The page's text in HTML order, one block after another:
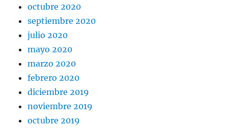
octubre 2020
septiembre 2020
julio 2020
mayo 2020
marzo 2020
febrero 2020
diciembre 2019
noviembre 2019
octubre 2019